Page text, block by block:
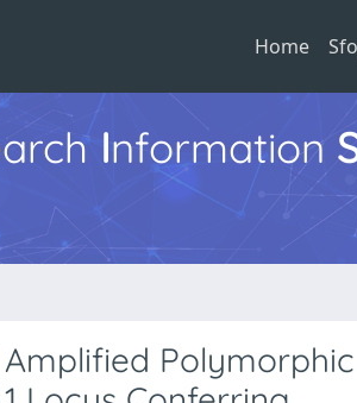
Home
Information
Polymorphic